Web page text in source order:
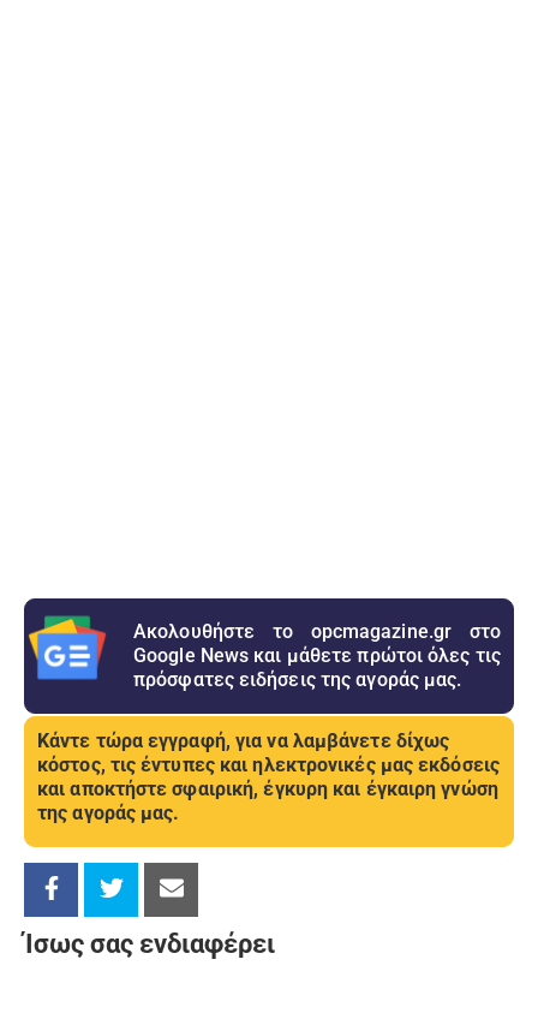
Ακολουθήστε το opcmagazine.gr στο
Google News και μάθετε πρώτοι όλες τις
πρόσφατες ειδήσεις της αγοράς μας.
Κάντε τώρα εγγραφή, για να λαμβάνετε δίχως
κόστος, τις έντυπες και ηλεκτρονικές μας εκδόσεις
και αποκτήστε σφαιρική, έγκυρη και έγκαιρη γνώση
της αγοράς μας.
Ίσως σας ενδιαφέρει